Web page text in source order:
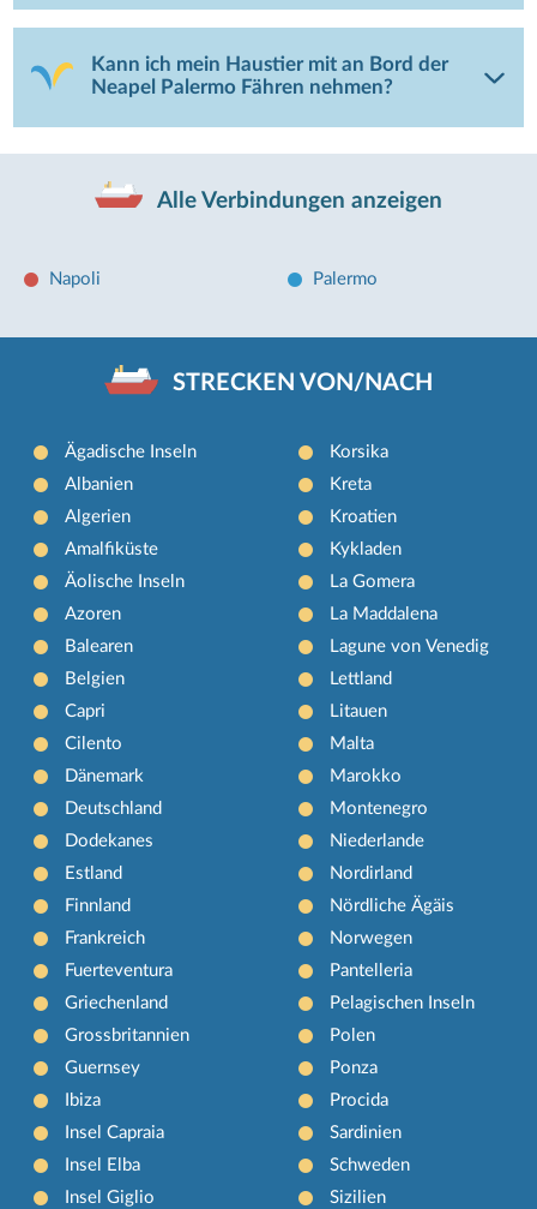
Kann ich mein Haustier mit an Bord der
Neapel Palermo Fähren nehmen?
Alle Verbindungen anzeigen
Napoli Palermo
STRECKEN VON/NACH
Ägadische Inseln
Albanien
Algerien
Amalfiküste
Äolische Inseln
Azoren
Balearen
Belgien
Capri
Cilento
Dänemark
Deutschland
Dodekanes
Estland
Finnland
Frankreich
Fuerteventura
Griechenland
Grossbritannien
Guernsey
Ibiza
Insel Capraia
Insel Elba
Insel Giglio
Korsika
Kreta
Kroatien
Kykladen
La Gomera
La Maddalena
Lagune von Venedig
Lettland
Litauen
Malta
Marokko
Montenegro
Niederlande
Nordirland
Nördliche Ägäis
Norwegen
Pantelleria
Pelagischen Inseln
Polen
Ponza
Procida
Sardinien
Schweden
Sizilien